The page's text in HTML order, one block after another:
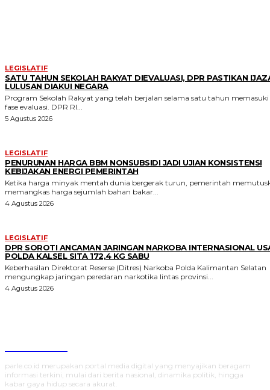
LEGISLATIF
SATU TAHUN SEKOLAH RAKYAT DIEVALUASI, DPR PASTIKAN
LULUSAN DIAKUI NEGARA
Program Sekolah Rakyat yang telah berjalan selama satu tahun memasuki
fase evaluasi. DPR RI...
5 Agustus 2026
LEGISLATIF
PENURUNAN HARGA BBM NONSUBSIDI JADI UJIAN KONSISTENSI
KEBIJAKAN ENERGI PEMERINTAH
Ketika harga minyak mentah dunia bergerak turun, pemerintah
memangkas harga sejumlah bahan bakar...
4 Agustus 2026
LEGISLATIF
DPR SOROTI ANCAMAN JARINGAN NARKOBA INTERNASIONAL
POLDA KALSEL SITA 172,4 KG SABU
Keberhasilan Direktorat Reserse (Ditres) Narkoba Polda Kalimantan Selatan
mengungkap jaringan peredaran narkotika lintas provinsi...
4 Agustus 2026
parle.co.id merupakan portal media digital yang menyajikan beragam
informasi terkini, mulai dari berita nasional, dinamika politik, hingga
kabar gaya hidup secara akurat.